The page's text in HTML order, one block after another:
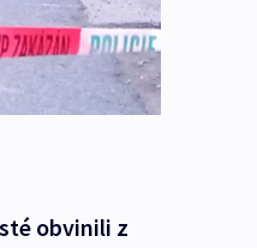
obvinili z